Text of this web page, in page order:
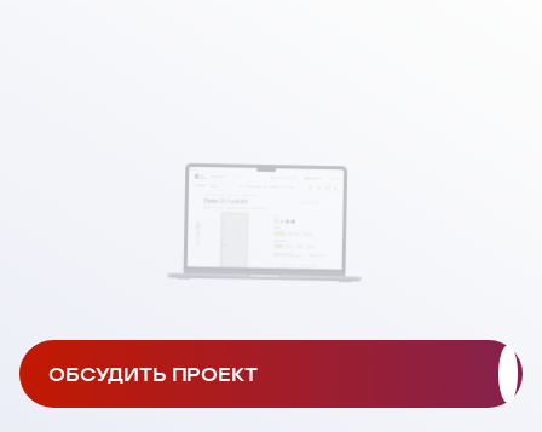
SEO ПРОДВИЖЕНИЕ
КОРПОРАТИВНЫХ
САЙТОВ
КАЗАНИ
ОБСУДИТЬ ПРОЕКТ